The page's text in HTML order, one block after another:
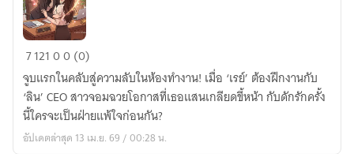
Trap
Love
-
กับ
ดัก
712100 (0)
จูบแรกในคลับสู่ความลับในห้องทำงาน! เมื่อ ‘เรย์’ ต้องฝึกงานกับ
‘ลิน’ CEO สาวจอมฉวยโอกาสที่เธอแสนเกลียดขี้หน้า กับดักรักครั้ง
นี้ใครจะเป็นฝ่ายแพ้ใจก่อนกัน?
อัปเดตล่าสุด 13 เม.ย. 69 / 00:28 น.